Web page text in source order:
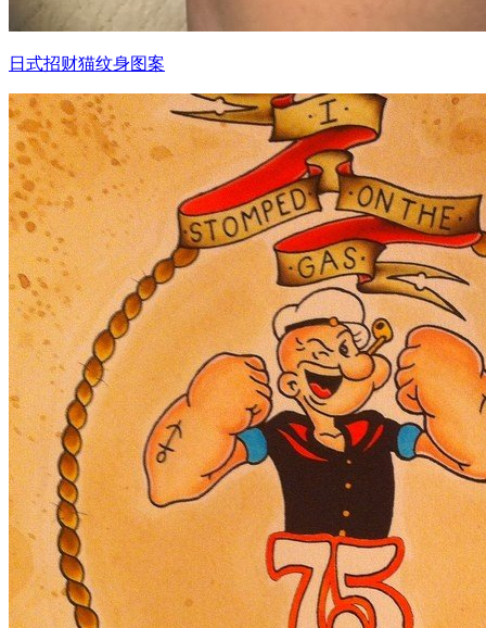
日式招财猫纹身图案